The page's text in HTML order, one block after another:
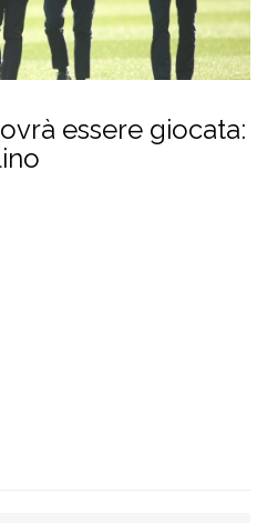
essere giocata: